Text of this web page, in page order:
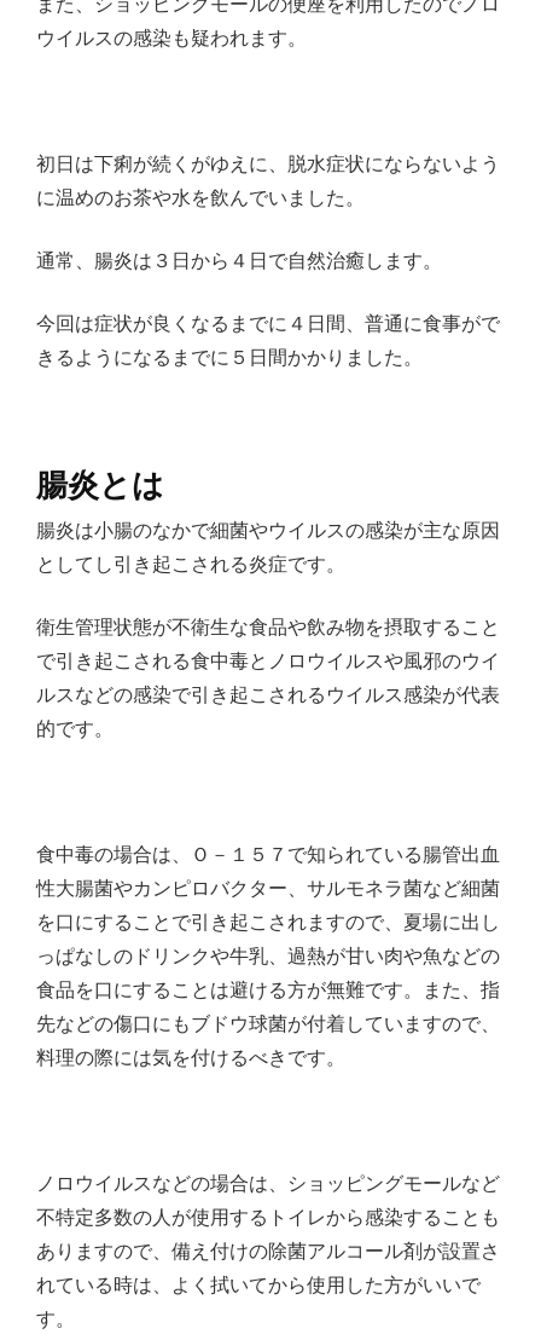
ウイルスの感染も疑われます。
初日は下痢が続くがゆえに、脱水症状にならないよう
に温めのお茶や水を飲んでいました。
通常、腸炎は３日から４日で自然治癒します。
今回は症状が良くなるまでに４日間、普通に食事がで
きるようになるまでに５日間かかりました。
腸炎とは
腸炎は小腸のなかで細菌やウイルスの感染が主な原因
としてし引き起こされる炎症です。
衛生管理状態が不衛生な食品や飲み物を摂取すること
で引き起こされる食中毒とノロウイルスや風邪のウイ
ルスなどの感染で引き起こされるウイルス感染が代表
的です。
食中毒の場合は、Ｏ－１５７で知られている腸管出血
性大腸菌やカンピロバクター、サルモネラ菌など細菌
を口にすることで引き起こされますので、夏場に出し
っぱなしのドリンクや牛乳、過熱が甘い肉や魚などの
食品を口にすることは避ける方が無難です。また、指
先などの傷口にもブドウ球菌が付着していますので、
料理の際には気を付けるべきです。
ノロウイルスなどの場合は、ショッピングモールなど
不特定多数の人が使用するトイレから感染することも
ありますので、備え付けの除菌アルコール剤が設置さ
れている時は、よく拭いてから使用した方がいいで
す。